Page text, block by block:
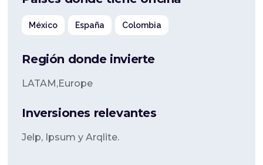
México España Colombia
Región donde invierte
LATAM,Europe
Inversiones relevantes
Jelp, Ipsum y Arqlite.